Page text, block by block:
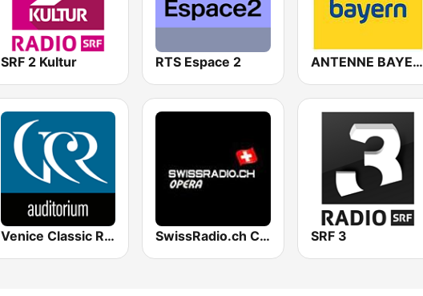
SRF 2 Kultur RTS Espace 2 ANTENNE BAYERN
Venice Classic Radio | VCR Auditorium SwissRadio.ch Classical Opera SRF 3